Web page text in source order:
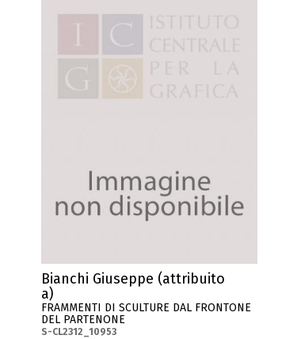
Bianchi Giuseppe (attribuito
a)
FRAMMENTI DI SCULTURE DAL FRONTONE
DEL PARTENONE
S-CL2312_10953